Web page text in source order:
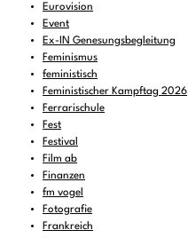
Eurovision
Event
Ex-IN Genesungsbegleitung
Feminismus
feministisch
Feministischer Kampftag 2026
Ferrarischule
Fest
Festival
Film ab
Finanzen
fm vogel
Fotografie
Frankreich